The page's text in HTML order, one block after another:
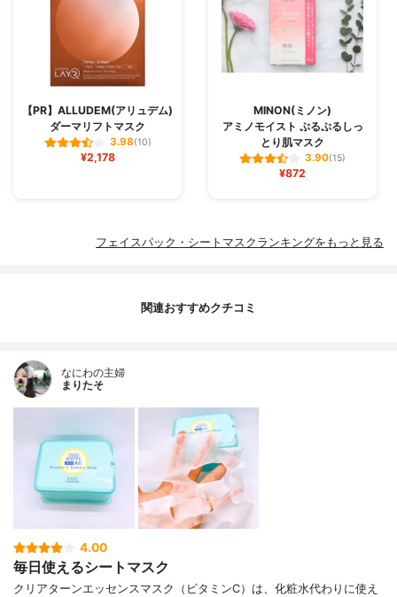
【PR】ALLUDEM(アリュデム)
ダーマリフトマスク
3.98(10)
¥2,178
MINON(ミノン)
アミノモイスト ぷるぷるしっ
とり肌マスク
3.90(15)
¥872
フェイスパック・シートマスクランキングをもっと見る
関連おすすめクチコミ
なにわの主婦
まりたそ
4.00
毎日使えるシートマスク
クリアターンエッセンスマスク（ビタミンC）は、化粧水代わりに使え